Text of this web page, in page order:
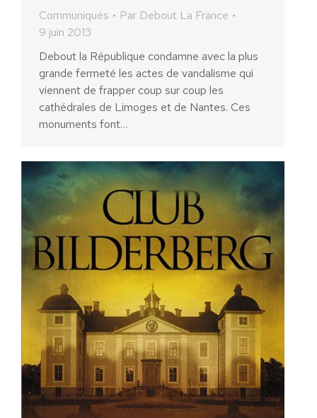
Communiqués Par Debout La France
9 juin 2013
Debout la République condamne avec la plus
grande fermeté les actes de vandalisme qui
viennent de frapper coup sur coup les
cathédrales de Limoges et de Nantes. Ces
monuments font…